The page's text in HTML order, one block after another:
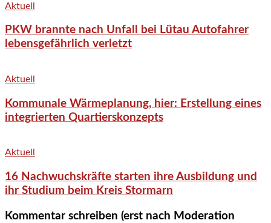
Aktuell
PKW brannte nach Unfall bei Lütau Autofahrer
lebensgefährlich verletzt
Aktuell
Kommunale Wärmeplanung, hier: Erstellung eines
integrierten Quartierskonzepts
Aktuell
16 Nachwuchskräfte starten ihre Ausbildung und
ihr Studium beim Kreis Stormarn
Kommentar schreiben (erst nach Moderation